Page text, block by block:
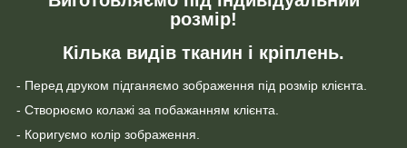
розмір!
Кілька видів тканин і кріплень.
- Перед друком підганяємо зображення під розмір клієнта.
- Створюємо колажі за побажанням клієнта.
- Коригуємо колір зображення.